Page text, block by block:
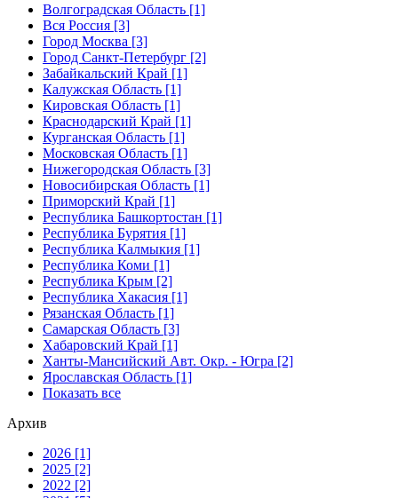
Волгоградская Область [1]
Вся Россия [3]
Город Москва [3]
Город Санкт-Петербург [2]
Забайкальский Край [1]
Калужская Область [1]
Кировская Область [1]
Краснодарский Край [1]
Курганская Область [1]
Московская Область [1]
Нижегородская Область [3]
Новосибирская Область [1]
Приморский Край [1]
Республика Башкортостан [1]
Республика Бурятия [1]
Республика Калмыкия [1]
Республика Коми [1]
Республика Крым [2]
Республика Хакасия [1]
Рязанская Область [1]
Самарская Область [3]
Хабаровский Край [1]
Ханты-Мансийский Авт. Окр. - Югра [2]
Ярославская Область [1]
Показать все
Архив
2026 [1]
2025 [2]
2022 [2]